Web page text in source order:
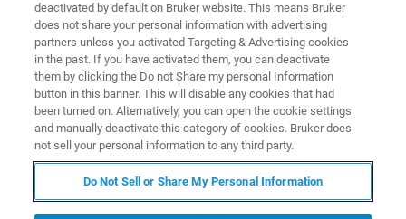
全固体・液体リチウムイオン二次電池の開発
や課題解決において、基礎物性の把握や状態
変化を捉えることは非常に重要です。
deactivated by default on Bruker website. This means Bruker
does not share your personal information with advertising
partners unless you activated Targeting & Advertising cookies
in the past. If you have activated them, you can deactivate
them by clicking the Do not Share my personal Information
button in this banner. This will disable any cookies that had
been turned on. Alternatively, you can open the cookie settings
and manually deactivate this category of cookies. Bruker does
not sell your personal information to any third party.
Do Not Sell or Share My Personal Information